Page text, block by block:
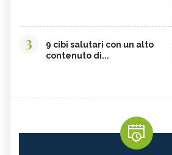
3
9 cibi salutari con un alto
contenuto di...